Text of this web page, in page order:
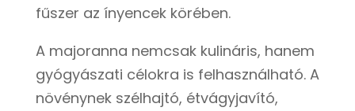
fűszer az ínyencek körében.
A majoranna nemcsak kulináris, hanem
gyógyászati célokra is felhasználható. A
növénynek szélhajtó, étvágyjavító,